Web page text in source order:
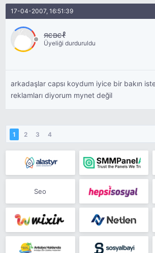
17-04-2007, 16:51:39
яєвєℓ
Üyeliği durduruldu
arkadaşlar capsı koydum iyice bir bakın
reklamları diyorum mynet değil
1 2 3 4
Seo